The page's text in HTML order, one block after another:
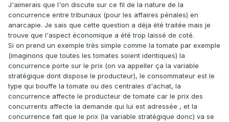
J'aimerais que l'on discute sur ce fil de la nature de la
concurrence entre tribunaux (pour les affaires pénales) en
anarcapie. Je sais que cette question a déja été traitée mais je
trouve que l'aspect économique a été trop laissé de coté.
Si on prend un exemple très simple comme la tomate par exemple
(imaginons que toutes les tomates soient identiques) la
concurrence porte sur le prix (on va appeller ça la variable
stratégique dont dispose le producteur), le consommateur est le
type qui bouffe la tomate ou des centrales d'achat, la
concurrence affecte le producteur de tomate car le prix des
concurrents affecte la demande qui lui est adressée , et la
concurrence fait que le prix (la variable stratégique donc) va se